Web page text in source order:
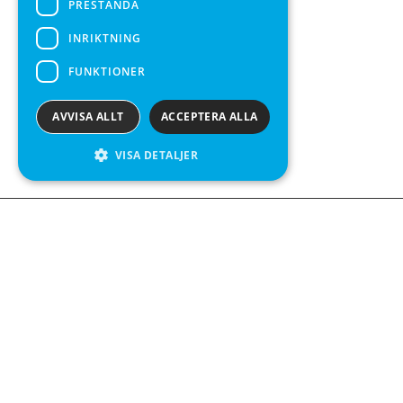
PRESTANDA
INRIKTNING
FUNKTIONER
ACCEPTERA ALLA
AVVISA ALLT
VISA DETALJER